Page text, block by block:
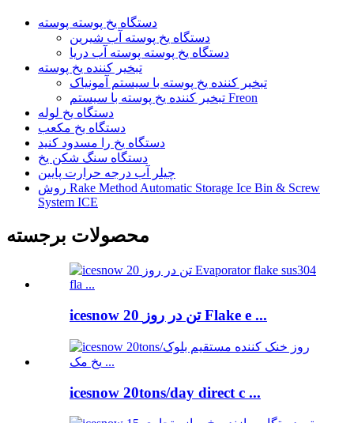
دستگاه یخ پوسته پوسته
دستگاه یخ پوسته آب شیرین
دستگاه یخ پوسته پوسته آب دریا
تبخیر کننده یخ پوسته
تبخیر کننده یخ پوسته با سیستم آمونیاک
تبخیر کننده یخ پوسته با سیستم Freon
دستگاه یخ لوله
دستگاه یخ مکعب
دستگاه یخ را مسدود کنید
دستگاه سنگ شکن یخ
چیلر آب درجه حرارت پایین
روش Rake Method Automatic Storage Ice Bin & Screw
System ICE
محصولات برجسته
icesnow 20 تن در روز Flake e ...
icesnow 20tons/day direct c ...